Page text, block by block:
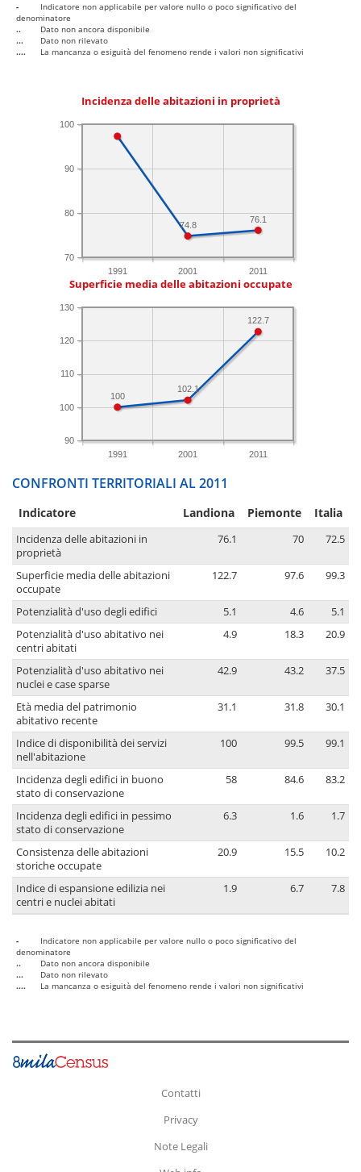
-
Indicatore non applicabile per valore nullo o poco significativo del
denominatore
..
Dato non ancora disponibile
...
Dato non rilevato
....
La mancanza o esiguità del fenomeno rende i valori non significativi
Incidenza delle abitazioni in proprietà
1991 2001 2011
70
80
90
100
76.1
74.8
Superficie media delle abitazioni occupate
1991 2001 2011
90
100
110
120
130
122.7
102.1
100
CONFRONTI TERRITORIALI AL 2011
Indicatore Landiona Piemonte Italia
Incidenza delle abitazioni in
proprietà
76.1 70 72.5
Superficie media delle abitazioni
occupate
122.7 97.6 99.3
Potenzialità d'uso degli edifici 5.1 4.6
5.1
Potenzialità d'uso abitativo nei
centri abitati
4.9 18.3 20.9
Potenzialità d'uso abitativo nei
nuclei e case sparse
42.9 43.2 37.5
Età media del patrimonio
abitativo recente
31.1 31.8 30.1
Indice di disponibilità dei servizi
nell'abitazione
100 99.5 99.1
Incidenza degli edifici in buono
stato di conservazione
58 84.6 83.2
Incidenza degli edifici in pessimo
stato di conservazione
6.3 1.6 1.7
Consistenza delle abitazioni
storiche occupate
20.9 15.5 10.2
Indice di espansione edilizia nei
centri e nuclei abitati
1.9 6.7 7.8
-
Indicatore non applicabile per valore nullo o poco significativo del
denominatore
..
Dato non ancora disponibile
...
Dato non rilevato
....
La mancanza o esiguità del fenomeno rende i valori non significativi
Contatti
Privacy
Note Legali